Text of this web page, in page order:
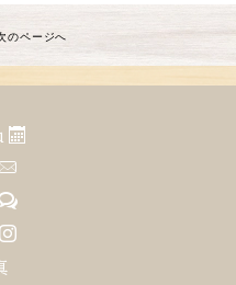
のページへ
東安堵64-11
2930
本全国
休
〜21:00